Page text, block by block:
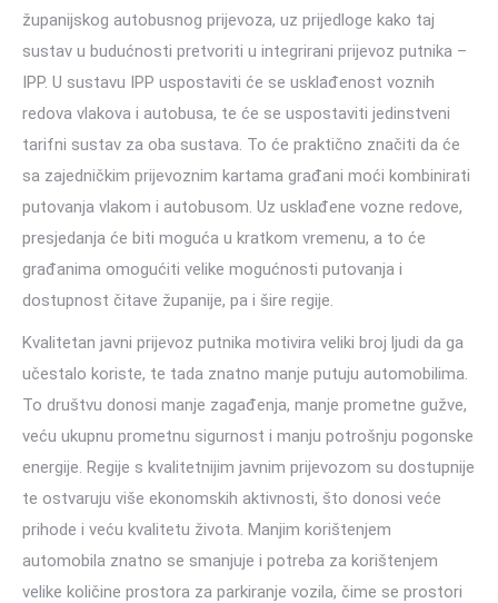
županijskog autobusnog prijevoza, uz prijedloge kako taj
sustav u budućnosti pretvoriti u integrirani prijevoz putnika –
IPP. U sustavu IPP uspostaviti će se usklađenost voznih
redova vlakova i autobusa, te će se uspostaviti jedinstveni
tarifni sustav za oba sustava. To će praktično značiti da će
sa zajedničkim prijevoznim kartama građani moći kombinirati
putovanja vlakom i autobusom. Uz usklađene vozne redove,
presjedanja će biti moguća u kratkom vremenu, a to će
građanima omogućiti velike mogućnosti putovanja i
dostupnost čitave županije, pa i šire regije.
Kvalitetan javni prijevoz putnika motivira veliki broj ljudi da ga
učestalo koriste, te tada znatno manje putuju automobilima.
To društvu donosi manje zagađenja, manje prometne gužve,
veću ukupnu prometnu sigurnost i manju potrošnju pogonske
energije. Regije s kvalitetnijim javnim prijevozom su dostupnije
te ostvaruju više ekonomskih aktivnosti, što donosi veće
prihode i veću kvalitetu života. Manjim korištenjem
automobila znatno se smanjuje i potreba za korištenjem
velike količine prostora za parkiranje vozila, čime se prostori